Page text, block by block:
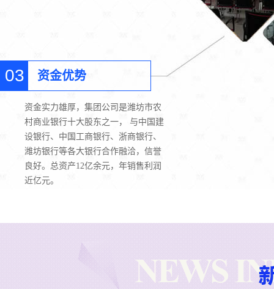
03 资金优势
资金实力雄厚，集团公司是潍坊市农
村商业银行十大股东之一， 与中国建
设银行、中国工商银行、浙商银行、
潍坊银行等各大银行合作融洽，信誉
良好。总资产12亿余元，年销售利润
近亿元。